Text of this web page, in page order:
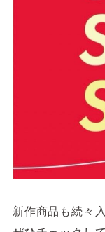
新作商品も続々